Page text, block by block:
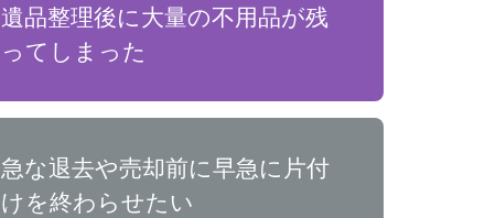
遺品整理後に大量の不用品が残
ってしまった
急な退去や売却前に早急に片付
けを終わらせたい